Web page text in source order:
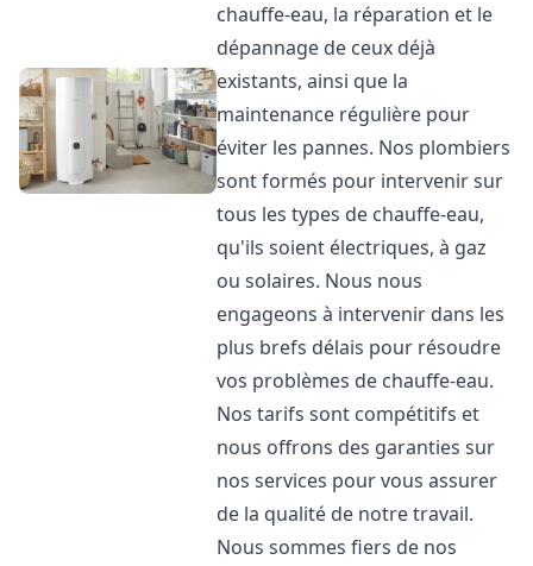
chauffe-eau, la réparation et le
dépannage de ceux déjà
existants, ainsi que la
maintenance régulière pour
éviter les pannes. Nos plombiers
sont formés pour intervenir sur
tous les types de chauffe-eau,
qu'ils soient électriques, à gaz
ou solaires. Nous nous
engageons à intervenir dans les
plus brefs délais pour résoudre
vos problèmes de chauffe-eau.
Nos tarifs sont compétitifs et
nous offrons des garanties sur
nos services pour vous assurer
de la qualité de notre travail.
Nous sommes fiers de nos